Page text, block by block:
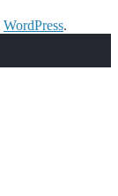
WordPress.